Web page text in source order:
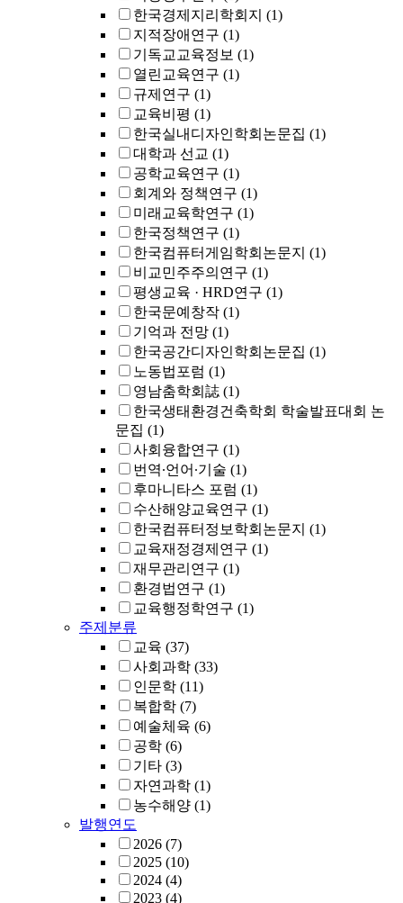
한국경제지리학회지 (1)
지적장애연구 (1)
기독교교육정보 (1)
열린교육연구 (1)
규제연구 (1)
교육비평 (1)
한국실내디자인학회논문집 (1)
대학과 선교 (1)
공학교육연구 (1)
회계와 정책연구 (1)
미래교육학연구 (1)
한국정책연구 (1)
한국컴퓨터게임학회논문지 (1)
비교민주주의연구 (1)
평생교육 · HRD연구 (1)
한국문예창작 (1)
기억과 전망 (1)
한국공간디자인학회논문집 (1)
노동법포럼 (1)
영남춤학회誌 (1)
한국생태환경건축학회 학술발표대회 논
문집 (1)
사회융합연구 (1)
번역∙언어∙기술 (1)
후마니타스 포럼 (1)
수산해양교육연구 (1)
한국컴퓨터정보학회논문지 (1)
교육재정경제연구 (1)
재무관리연구 (1)
환경법연구 (1)
교육행정학연구 (1)
주제분류
교육 (37)
사회과학 (33)
인문학 (11)
복합학 (7)
예술체육 (6)
공학 (6)
기타 (3)
자연과학 (1)
농수해양 (1)
발행연도
2026 (7)
2025 (10)
2024 (4)
2023 (4)